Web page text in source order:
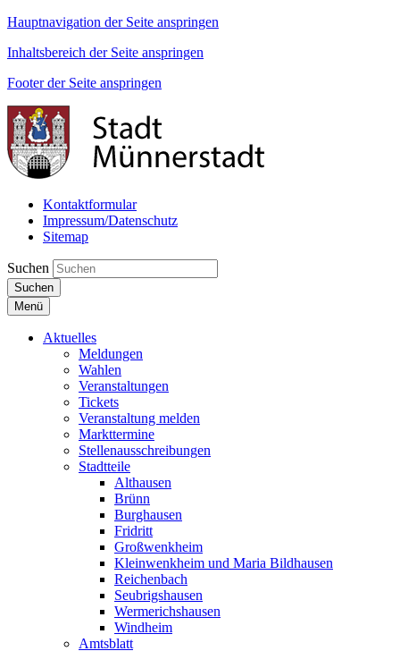
Hauptnavigation der Seite anspringen
Inhaltsbereich der Seite anspringen
Footer der Seite anspringen
Kontaktformular
Impressum/Datenschutz
Sitemap
Suchen
Suchen
Menü
Aktuelles
Meldungen
Wahlen
Veranstaltungen
Tickets
Veranstaltung melden
Markttermine
Stellenausschreibungen
Stadtteile
Althausen
Brünn
Burghausen
Fridritt
Großwenkheim
Kleinwenkheim und Maria Bildhausen
Reichenbach
Seubrigshausen
Wermerichshausen
Windheim
Amtsblatt